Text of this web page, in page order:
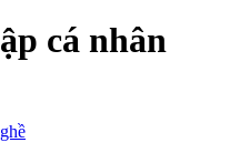
cá nhân